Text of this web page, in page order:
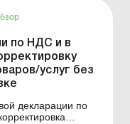
по НДС и в
услуг без
декларации по